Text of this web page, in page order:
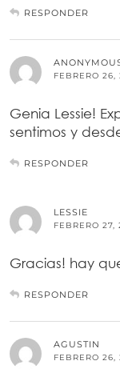
RESPONDER
FEBRERO
Genia Lessie!
sentimos y
RESPONDER
LESSIE
FEBRERO
Gracias! hay
RESPONDER
AGUSTIN
FEBRERO